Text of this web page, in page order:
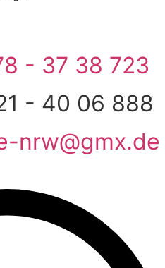
- 37 38 723
- 40 06 888
nrw@gmx.de